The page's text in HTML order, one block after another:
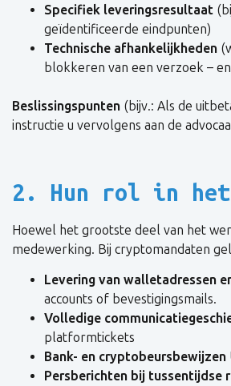
Specifiek leveringsresultaat
geïdentificeerde eindpunten)
Technische afhankelijkheden
blokkeren van een verzoek –
Beslissingspunten (bijv.: Als de
instructie u vervolgens aan de
2. Hun rol in het
Hoewel het grootste deel van het
medewerking. Bij cryptomandaten
Levering van walletadressen
accounts of bevestigingsmails.
Volledige
platformtickets
Bank- en cryptobeursbewijzen
Persberichten bij tussentijdse